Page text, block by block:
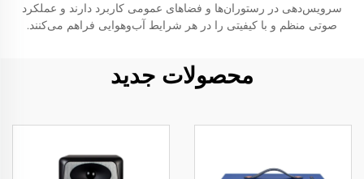
سرویس‌دهی در رستوران‌ها و فضاهای عمومی کاربرد دارند و عملکرد
صوتی منظم و با کیفیتی را در هر شرایط آب‌وهوایی فراهم می‌کنند.
محصولات جدید